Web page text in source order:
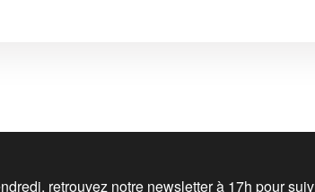
retrouvez notre newsletter à 17h pour